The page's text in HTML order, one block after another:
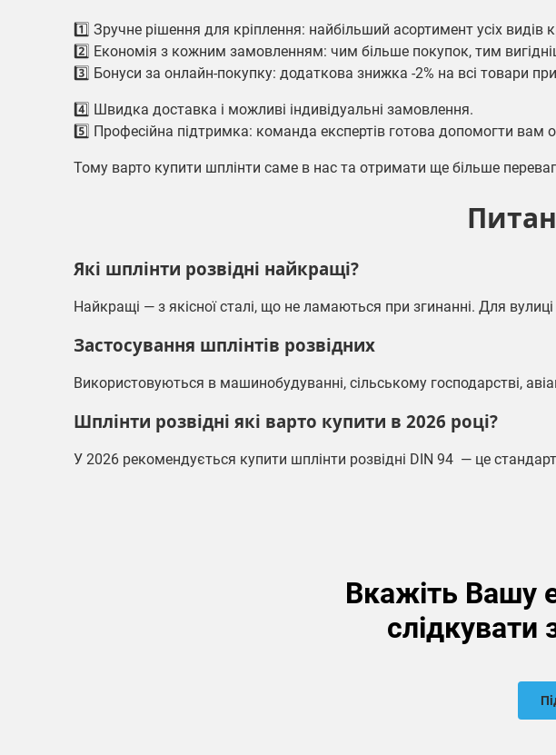
1️⃣ Зручне рішення для кріплення: найбільший асортимент усіх видів
2️⃣ Економія з кожним замовленням: чим більше покупок, тим
3️⃣ Бонуси за онлайн-покупку: додаткова знижка -2% на всі товари
4️⃣ Швидка доставка і можливі індивідуальні замовлення.
5️⃣ Професійна підтримка: команда експертів готова допомогти вам
Тому варто купити шплінти саме в нас та отримати ще більше
Які шплінти розвідні найкращі?
Найкращі — з якісної сталі, що не ламаються при згинанні. Для
Застосування шплінтів розвідних
Використовуються в машинобудуванні, сільському господарстві,
Шплінти розвідні які варто купити в 2026 році?
У 2026 рекомендується купити шплінти розвідні DIN 94— це
Вкажіть Вашу